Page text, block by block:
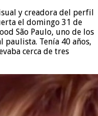
y creadora del perfil
el domingo 31 de
São Paulo, uno de los
paulista. Tenía 40 años,
cerca de tres